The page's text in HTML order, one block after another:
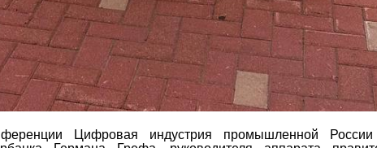
Цифровая индустрия промышленной